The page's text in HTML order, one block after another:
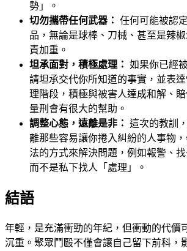
勢」。
切勿攜帶任何武器： 任何可能被認
品，無論是球棒、刀械、甚至是辣
責加重。
坦承面對，積極處理： 如果你已經
請坦承交代你所知道的事實，並表
理階段，積極與被害人達成和解、
量刑會有很大的幫助。
調整心態，遠離是非： 這次的教訓
離那些容易讓你捲入糾紛的人事物
法的方式來解決問題，例如報警、找
而不是私下找人「處理」。
結語
年輕，是充滿衝勁的年紀，但衝動的代價
沉重。聚眾鬥毆不僅會讓自己留下前科，